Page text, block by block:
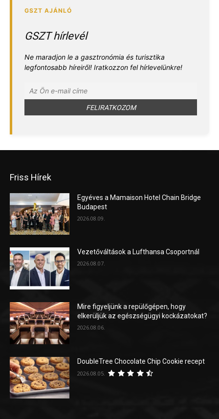
GSZT hírlevél
Ne maradjon le a gasztronómia és turisztika
legfontosabb híreiről! Iratkozzon fel hírlevelünkre!
Friss Hírek
Egyéves a Mamaison Hotel Chain Bridge
Budapest
2026.08.09.
Vezetőváltások a Lufthansa Csoportnál
2026.08.07.
Mire figyeljünk a repülőgépen, hogy
elkerüljük az egészségügyi kockázatokat?
2026.08.06.
DoubleTree Chocolate Chip Cookie recept
2026.08.05.